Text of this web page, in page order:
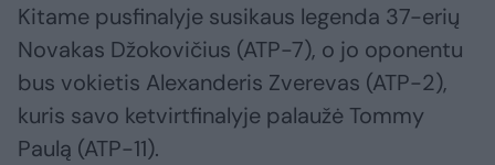
Kitame pusfinalyje susikaus legenda 37-erių
Novakas Džokovičius (ATP-7), o jo oponentu
bus vokietis Alexanderis Zverevas (ATP-2),
kuris savo ketvirtfinalyje palaužė Tommy
Paulą (ATP-11).